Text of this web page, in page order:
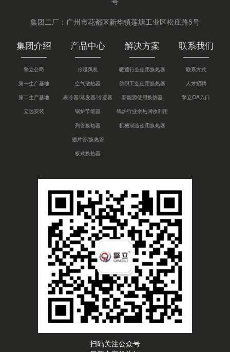
集团二厂：广州市花都区新华镇莲塘工业区松庄路5号
集团介绍
擎立公司
第一生产基地
第二生产基地
立远安装
产品中心
冷暖风机
空气散热器
表冷器/蒸发器/冷凝器
锅炉节能器
列管换热器
翅片管/换热管
板式换热器
解决方案
暖通行业使用换热器
纺织工业使用换热器
新能源使用换热器
锅炉行业余热回收利用
机械制造使用换热器
联系我们
联系方式
人才招聘
擎立OA入口
扫码关注公众号